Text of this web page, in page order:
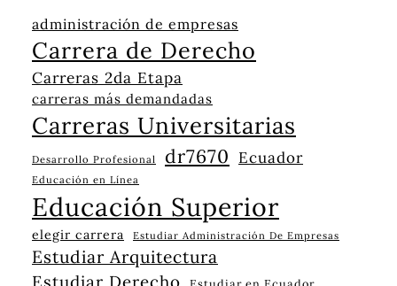
administración de empresas
Carrera de Derecho
Carreras 2da Etapa
carreras más demandadas
Carreras Universitarias
Desarrollo Profesional dr7670 Ecuador
Educación en Línea
Educación Superior
elegir carrera Estudiar Administración De Empresas
Estudiar Arquitectura
Estudiar Derecho